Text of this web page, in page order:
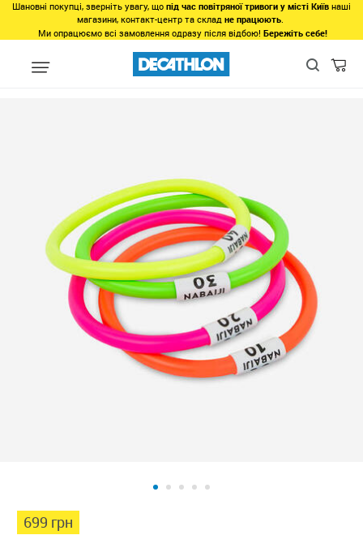
Шановні покупці, зверніть увагу, що під час повітряної тривоги у місті Київ наші
магазини, контакт-центр та склад не працюють.
Ми опрацюємо всі замовлення одразу після відбою! Бережіть себе!
Види спорту Водні види спорту Плавання у басейні
699 грн